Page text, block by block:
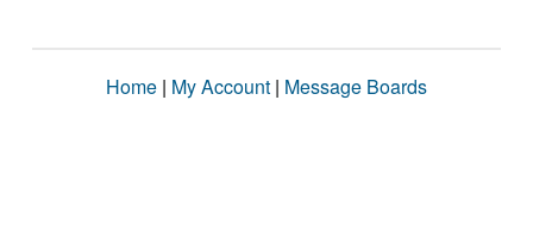
Home | My Account | Message Boards